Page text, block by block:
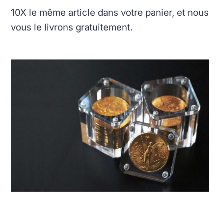
10X le même article dans votre panier, et nous
vous le livrons gratuitement.